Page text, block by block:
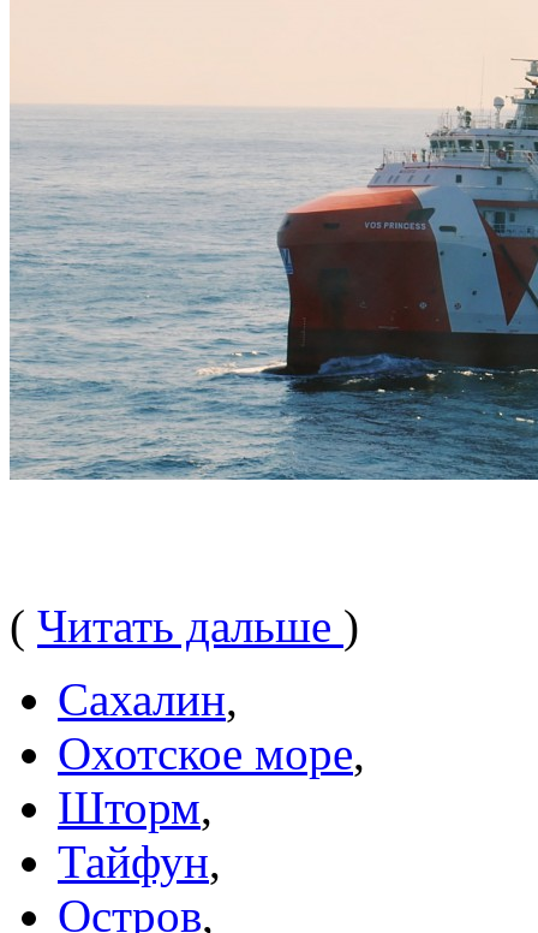
( Читать дальше )
Сахалин,
Охотское море,
Шторм,
Тайфун,
Остров,